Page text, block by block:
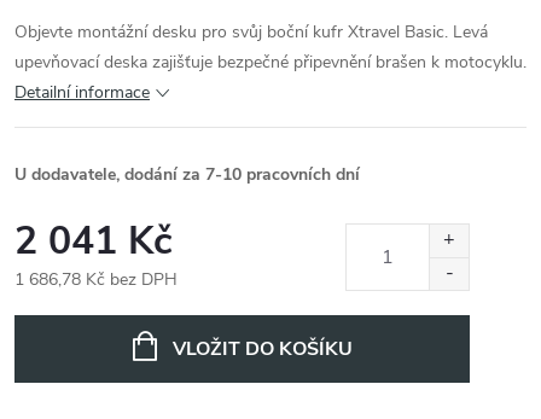
Objevte montážní desku pro svůj boční kufr Xtravel Basic. Levá
upevňovací deska zajišťuje bezpečné připevnění brašen k motocyklu.
Detailní informace
U dodavatele, dodání za 7-10 pracovních dní
2 041 Kč
1 686,78 Kč bez DPH
VLOŽIT DO KOŠÍKU